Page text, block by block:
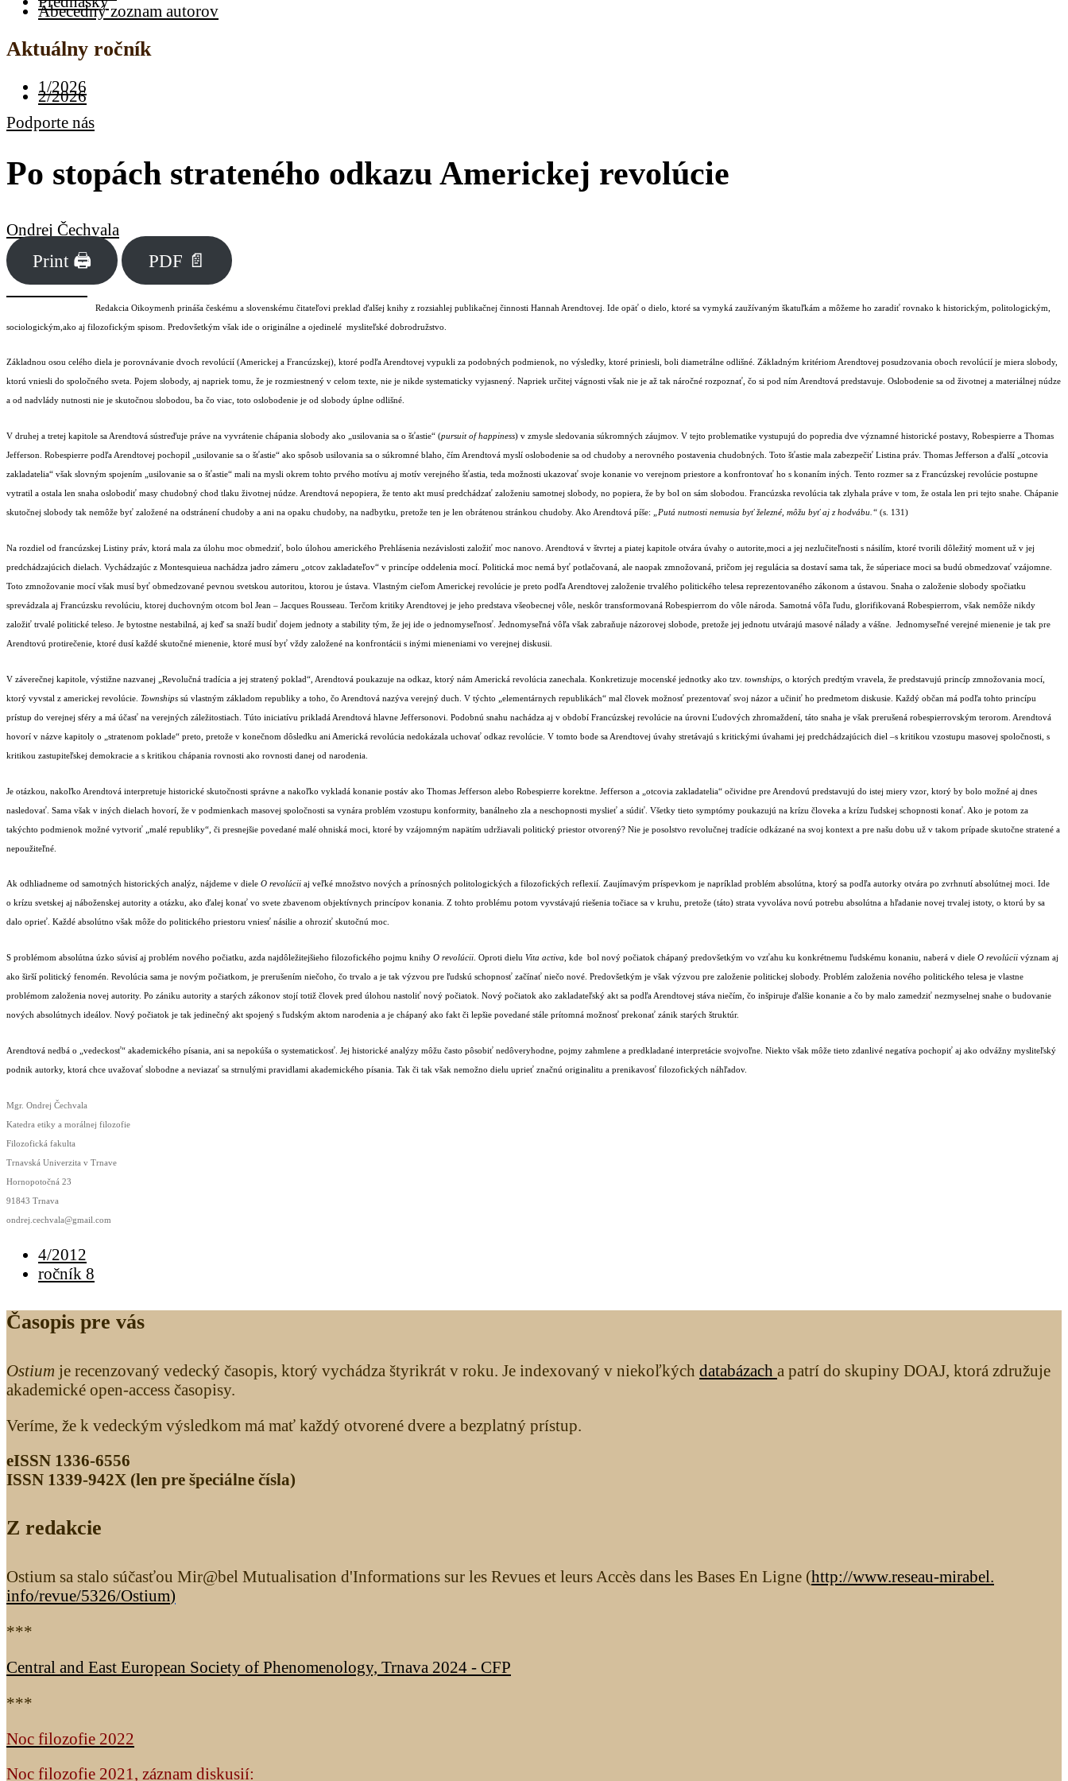
Abecedný zoznam autorov
Aktuálny ročník
1/2026
2/2026
Podporte nás
Po stopách strateného odkazu Americkej revolúcie
Ondrej Čechvala
Print 🖨 PDF 📄
Redakcia Oikoymenh prináša českému a slovenskému čitateľovi preklad ďalšej knihy z rozsiahlej publikačnej činnosti Hannah Arendtovej. Ide opäť o dielo, ktoré sa vymyká zaužívaným škatuľkám a môžeme ho zaradiť rovnako k historickým, politologickým,
sociologickým,ako aj filozofickým spisom. Predovšetkým však ide o originálne a ojedinelé mysliteľské dobrodružstvo.
Základnou osou celého diela je porovnávanie dvoch revolúcií (Americkej a Francúzskej), ktoré podľa Arendtovej vypukli za podobných podmienok, no výsledky, ktoré priniesli, boli diametrálne odlišné. Základným kritériom Arendtovej posudzovania oboch revolúcií je miera slobody,
ktorú vniesli do spoločného sveta. Pojem slobody, aj napriek tomu, že je rozmiestnený v celom texte, nie je nikde systematicky vyjasnený. Napriek určitej vágnosti však nie je až tak náročné rozpoznať, čo si pod ním Arendtová predstavuje. Oslobodenie sa od životnej a materiálnej núdze
a od nadvlády nutnosti nie je skutočnou slobodou, ba čo viac, toto oslobodenie je od slobody úplne odlišné.
V druhej a tretej kapitole sa Arendtová sústreďuje práve na vyvrátenie chápania slobody ako „usilovania sa o šťastie“ (pursuit of happiness) v zmysle sledovania súkromných záujmov. V tejto problematike vystupujú do popredia dve významné historické postavy, Robespierre a Thomas
Jefferson. Robespierre podľa Arendtovej pochopil „usilovanie sa o šťastie“ ako spôsob usilovania sa o súkromné blaho, čím Arendtová myslí oslobodenie sa od chudoby a nerovného postavenia chudobných. Toto šťastie mala zabezpečiť Listina práv. Thomas Jefferson a ďalší „otcovia
zakladatelia“ však slovným spojením „usilovanie sa o šťastie“ mali na mysli okrem tohto prvého motívu aj motív verejného šťastia, teda možnosti ukazovať svoje konanie vo verejnom priestore a konfrontovať ho s konaním iných. Tento rozmer sa z Francúzskej revolúcie postupne
vytratil a ostala len snaha oslobodiť masy chudobný chod tlaku životnej núdze. Arendtová nepopiera, že tento akt musí predchádzať založeniu samotnej slobody, no popiera, že by bol on sám slobodou. Francúzska revolúcia tak zlyhala práve v tom, že ostala len pri tejto snahe. Chápanie
skutočnej slobody tak nemôže byť založené na odstránení chudoby a ani na opaku chudoby, na nadbytku, pretože ten je len obrátenou stránkou chudoby. Ako Arendtová píše: „Putá nutnosti nemusia byť železné, môžu byť aj z hodvábu.“ (s. 131)
Na rozdiel od francúzskej Listiny práv, ktorá mala za úlohu moc obmedziť, bolo úlohou amerického Prehlásenia nezávislosti založiť moc nanovo. Arendtová v štvrtej a piatej kapitole otvára úvahy o autorite,moci a jej nezlučiteľnosti s násilím, ktoré tvorili dôležitý moment už v jej
predchádzajúcich dielach. Vychádzajúc z Montesquieua nachádza jadro zámeru „otcov zakladateľov“ v princípe oddelenia mocí. Politická moc nemá byť potlačovaná, ale naopak zmnožovaná, pričom jej regulácia sa dostaví sama tak, že súperiace moci sa budú obmedzovať vzájomne.
Toto zmnožovanie mocí však musí byť obmedzované pevnou svetskou autoritou, ktorou je ústava. Vlastným cieľom Americkej revolúcie je preto podľa Arendtovej založenie trvalého politického telesa reprezentovaného zákonom a ústavou. Snaha o založenie slobody spočiatku
sprevádzala aj Francúzsku revolúciu, ktorej duchovným otcom bol Jean – Jacques Rousseau. Terčom kritiky Arendtovej je jeho predstava všeobecnej vôle, neskôr transformovaná Robespierrom do vôle národa. Samotná vôľa ľudu, glorifikovaná Robespierrom, však nemôže nikdy
založiť trvalé politické teleso. Je bytostne nestabilná, aj keď sa snaží budiť dojem jednoty a stability tým, že jej ide o jednomyseľnosť. Jednomyseľná vôľa však zabraňuje názorovej slobode, pretože jej jednotu utvárajú masové nálady a vášne. Jednomyseľné verejné mienenie je tak pre
Arendtovú protirečenie, ktoré dusí každé skutočné mienenie, ktoré musí byť vždy založené na konfrontácii s inými mieneniami vo verejnej diskusii.
V záverečnej kapitole, výstižne nazvanej „Revolučná tradícia a jej stratený poklad“, Arendtová poukazuje na odkaz, ktorý nám Americká revolúcia zanechala. Konkretizuje mocenské jednotky ako tzv. townships , o ktorých predtým vravela, že predstavujú princíp zmnožovania mocí,
ktorý vyvstal z americkej revolúcie. Townships sú vlastným základom republiky a toho, čo Arendtová nazýva verejný duch. V týchto „elementárnych republikách“ mal človek možnosť prezentovať svoj názor a učiniť ho predmetom diskusie. Každý občan má podľa tohto princípu
prístup do verejnej sféry a má účasť na verejných záležitostiach. Túto iniciatívu prikladá Arendtová hlavne Jeffersonovi. Podobnú snahu nachádza aj v období Francúzskej revolúcie na úrovni Ľudových zhromaždení, táto snaha je však prerušená robespierrovským terorom. Arendtová
hovorí v názve kapitoly o „stratenom poklade“ preto, pretože v konečnom dôsledku ani Americká revolúcia nedokázala uchovať odkaz revolúcie. V tomto bode sa Arendtovej úvahy stretávajú s kritickými úvahami jej predchádzajúcich diel –s kritikou vzostupu masovej spoločnosti, s
kritikou zastupiteľskej demokracie a s kritikou chápania rovnosti ako rovnosti danej od narodenia.
Je otázkou, nakoľko Arendtová interpretuje historické skutočnosti správne a nakoľko vykladá konanie postáv ako Thomas Jefferson alebo Robespierre korektne. Jefferson a „otcovia zakladatelia“ očividne pre Arendovú predstavujú do istej miery vzor, ktorý by bolo možné aj dnes
nasledovať. Sama však v iných dielach hovorí, že v podmienkach masovej spoločnosti sa vynára problém vzostupu konformity, banálneho zla a neschopnosti myslieť a súdiť. Všetky tieto symptómy poukazujú na krízu človeka a krízu ľudskej schopnosti konať. Ako je potom za
takýchto podmienok možné vytvoriť „malé republiky“, či presnejšie povedané malé ohniská moci, ktoré by vzájomným napätím udržiavali politický priestor otvorený? Nie je posolstvo revolučnej tradície odkázané na svoj kontext a pre našu dobu už v takom prípade skutočne stratené a
nepoužiteľné.
Ak odhliadneme od samotných historických analýz, nájdeme v diele O revolúcii aj veľké množstvo nových a prínosných politologických a filozofických reflexií. Zaujímavým príspevkom je napríklad problém absolútna, ktorý sa podľa autorky otvára po zvrhnutí absolútnej moci. Ide
o krízu svetskej aj náboženskej autority a otázku, ako ďalej konať vo svete zbavenom objektívnych princípov konania. Z tohto problému potom vyvstávajú riešenia točiace sa v kruhu, pretože (táto) strata vyvoláva novú potrebu absolútna a hľadanie novej trvalej istoty, o ktorú by sa
dalo oprieť. Každé absolútno však môže do politického priestoru vniesť násilie a ohroziť skutočnú moc.
S problémom absolútna úzko súvisí aj problém nového počiatku, azda najdôležitejšieho filozofického pojmu knihy O revolúcii. Oproti dielu Vita activa, kde bol nový počiatok chápaný predovšetkým vo vzťahu ku konkrétnemu ľudskému konaniu, naberá v diele O revolúcii význam aj
ako širší politický fenomén. Revolúcia sama je novým počiatkom, je prerušením niečoho, čo trvalo a je tak výzvou pre ľudskú schopnosť začínať niečo nové. Predovšetkým je však výzvou pre založenie politickej slobody. Problém založenia nového politického telesa je vlastne
problémom založenia novej autority. Po zániku autority a starých zákonov stojí totiž človek pred úlohou nastoliť nový počiatok. Nový počiatok ako zakladateľský akt sa podľa Arendtovej stáva niečím, čo inšpiruje ďalšie konanie a čo by malo zamedziť nezmyselnej snahe o budovanie
nových absolútnych ideálov. Nový počiatok je tak jedinečný akt spojený s ľudským aktom narodenia a je chápaný ako fakt či lepšie povedané stále prítomná možnosť prekonať zánik starých štruktúr.
Arendtová nedbá o „vedeckosť“ akademického písania, ani sa nepokúša o systematickosť. Jej historické analýzy môžu často pôsobiť nedôveryhodne, pojmy zahmlene a predkladané interpretácie svojvoľne. Niekto však môže tieto zdanlivé negatíva pochopiť aj ako odvážny mysliteľský
podnik autorky, ktorá chce uvažovať slobodne a neviazať sa strnulými pravidlami akademického písania. Tak či tak však nemožno dielu uprieť značnú originalitu a prenikavosť filozofických náhľadov.
Mgr. Ondrej Čechvala
Katedra etiky a morálnej filozofie
Filozofická fakulta
Trnavská Univerzita v Trnave
Hornopotočná 23
91843 Trnava
ondrej.cechvala@gmail.com
4/2012
ročník 8
Časopis pre vás
Ostium je recenzovaný vedecký časopis, ktorý vychádza štyrikrát v roku. Je indexovaný v niekoľkých databázach a patrí do skupiny DOAJ, ktorá združuje
akademické open-access časopisy.
Veríme, že k vedeckým výsledkom má mať každý otvorené dvere a bezplatný prístup.
eISSN 1336-6556
ISSN 1339­-942X (len pre špeciálne čísla)
Z redakcie
Ostium sa stalo súčasťou Mir@bel Mutualisation d'Informations sur les Revues et leurs Accès dans les Bases En Ligne (http://www.reseau-mirabel.
info/revue/5326/Ostium)
***
Central and East European Society of Phenomenology, Trnava 2024 - CFP
***
Noc filozofie 2022
Noc filozofie 2021, záznam diskusií: